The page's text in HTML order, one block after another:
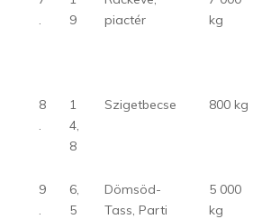
.
9
piactér
kg
8
.
1
4,
8
Szigetbecse 800 kg
9
.
6,
5
Dömsöd-
Tass, Parti
5 000
kg